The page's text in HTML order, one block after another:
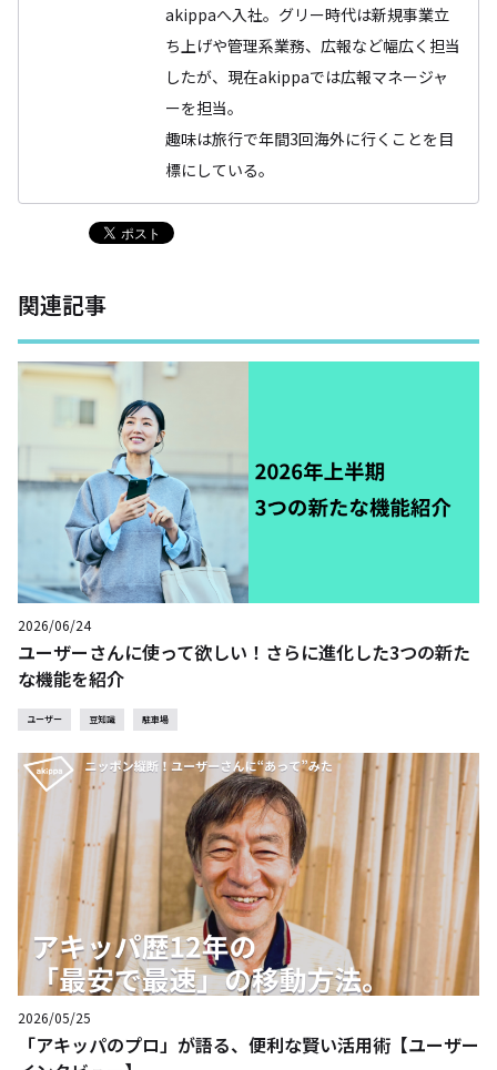
akippaへ入社。グリー時代は新規事業立
ち上げや管理系業務、広報など幅広く担当
したが、現在akippaでは広報マネージャ
ーを担当。
趣味は旅行で年間3回海外に行くことを目
標にしている。
関連記事
2026/06/24
ユーザーさんに使って欲しい！さらに進化した3つの新た
な機能を紹介
ユーザー 豆知識 駐車場
2026/05/25
「アキッパのプロ」が語る、便利な賢い活用術【ユーザー